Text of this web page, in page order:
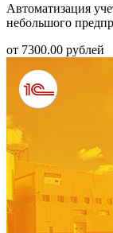
Автоматизация
небольшого
от 7300.00 рублей